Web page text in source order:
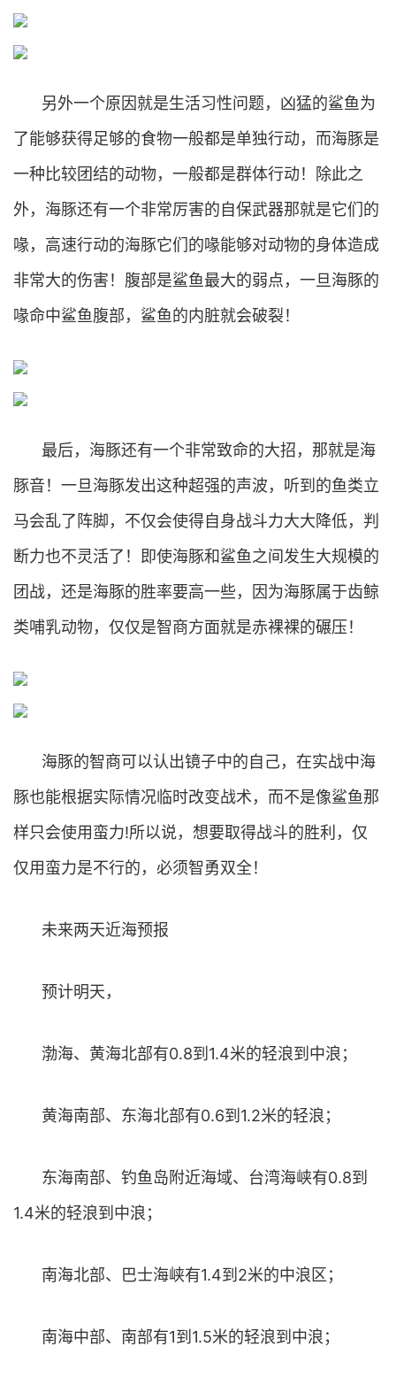
另外一个原因就是生活习性问题，凶猛的鲨鱼为
了能够获得足够的食物一般都是单独行动，而海豚是
一种比较团结的动物，一般都是群体行动！除此之
外，海豚还有一个非常厉害的自保武器那就是它们的
喙，高速行动的海豚它们的喙能够对动物的身体造成
非常大的伤害！腹部是鲨鱼最大的弱点，一旦海豚的
喙命中鲨鱼腹部，鲨鱼的内脏就会破裂！
最后，海豚还有一个非常致命的大招，那就是海
豚音！一旦海豚发出这种超强的声波，听到的鱼类立
马会乱了阵脚，不仅会使得自身战斗力大大降低，判
断力也不灵活了！即使海豚和鲨鱼之间发生大规模的
团战，还是海豚的胜率要高一些，因为海豚属于齿鲸
类哺乳动物，仅仅是智商方面就是赤裸裸的碾压！
海豚的智商可以认出镜子中的自己，在实战中海
豚也能根据实际情况临时改变战术，而不是像鲨鱼那
样只会使用蛮力!所以说，想要取得战斗的胜利，仅
仅用蛮力是不行的，必须智勇双全！
未来两天近海预报
预计明天，
渤海、黄海北部有0.8到1.4米的轻浪到中浪；
黄海南部、东海北部有0.6到1.2米的轻浪；
东海南部、钓鱼岛附近海域、台湾海峡有0.8到
1.4米的轻浪到中浪；
南海北部、巴士海峡有1.4到2米的中浪区；
南海中部、南部有1到1.5米的轻浪到中浪；